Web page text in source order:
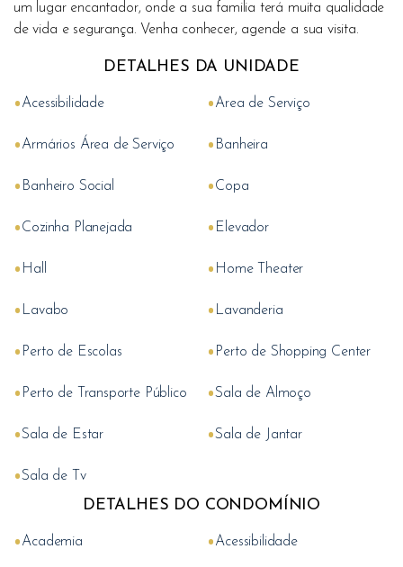
um lugar encantador, onde a sua familia terá muita qualidade
de vida e segurança. Venha conhecer, agende a sua visita.
DETALHES DA UNIDADE
•Acessibilidade •Area de Serviço
•Armários Área de Serviço • Banheira
• Banheiro Social •Copa
•Cozinha Planejada • Elevador
• Hall • Home Theater
• Lavabo • Lavanderia
• Perto de Escolas • Perto de Shopping Center
• Perto de Transporte Público •Sala de Almoço
•Sala de Estar •Sala de Jantar
•Sala de Tv
DETALHES DO CONDOMÍNIO
•Academia •Acessibilidade